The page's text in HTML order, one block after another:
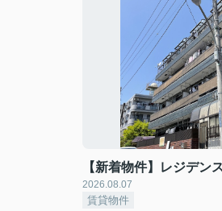
【新着物件】レジデン
2026.08.07
賃貸物件